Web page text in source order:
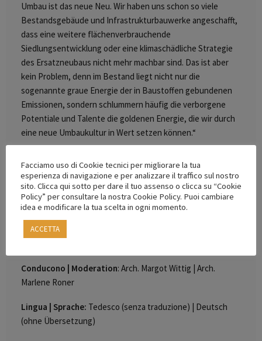
Umbau ist das neue Neu. Wir haben uns schon so viele
Bestandsgebäude und Infrastrukturbauwerke angeschafft,
dass eine weitere flächenverbrauchende
Siedlungsentwicklung oder eine klimaschädliche Strategie
des Ersatzneubaus nicht mehr machbar sind. Das ist aber
kein Problem, denn im Bestand liegt nicht nur die
sogenannte graue Energie der in Baustoffen gebundenen
Emissionen, sondern schlummern häufig die verborgene
Potentiale und Talente die goldenen Energie, die wir durch
eine neue Umbaukultur in Wert setzen können.“
Einleitende Worte,Arch. Carlo Calderan
ImpulsreferatArch.Reiner Nagel,
Vorstandsvorsitzender Bundesstiftung Baukultur,
Architekt und Stadtplaner
Conducono | Moderation: Arch. Margot Wittig | Arch.
Marlene Roner
Lingua | Sprache: Tedesco (senza traduzione) | Deutsch
(ohne Übersetzung)
Facciamo uso di Cookie tecnici per migliorare la tua
esperienza di navigazione e per analizzare il traffico sul nostro
sito. Clicca qui sotto per dare il tuo assenso o clicca su “Cookie
Policy” per consultare la nostra Cookie Policy. Puoi cambiare
idea e modificare la tua scelta in ogni momento.
ACCETTA